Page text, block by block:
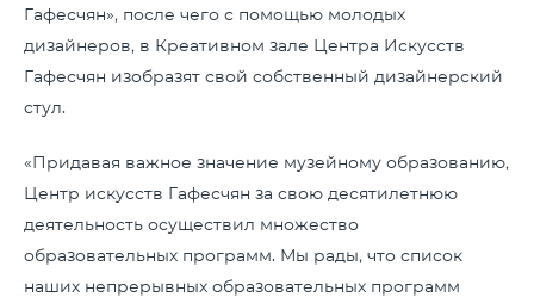
Гафесчян», после чего с помощью молодых
дизайнеров, в Креативном зале Центра Искусств
Гафесчян изобразят свой собственный дизайнерский
стул.
«Придавая важное значение музейному образованию,
Центр искусств Гафесчян за свою десятилетнюю
деятельность осуществил множество
образовательных программ. Мы рады, что список
наших непрерывных образовательных программ